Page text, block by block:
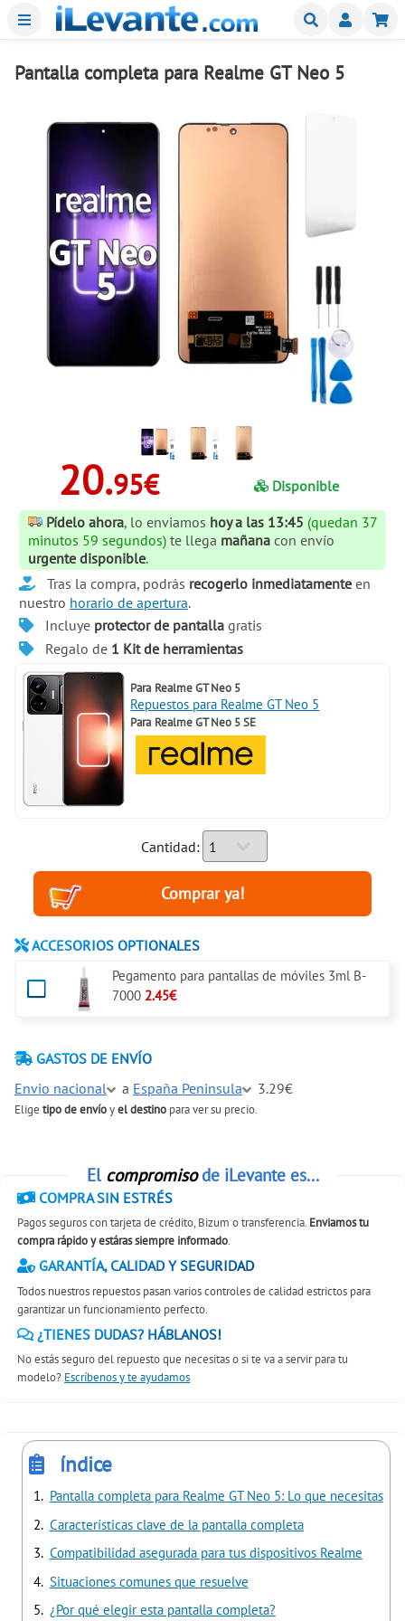
Menu Buscar
Pantalla completa para Realme GT Neo 5
20.95€
Disponible
Pídelo ahora, lo enviamos hoy a las 13:45 (quedan 37
minutos 58 segundos) te llega mañana con envío
urgente disponible.
Tras la compra, podrás recogerlo inmediatamenteen
nuestro horario de apertura.
Incluye protector de pantallagratis
Regalo de 1 Kit de herramientas
Para Realme GT Neo 5
Repuestos para Realme GT Neo 5
Para Realme GT Neo 5 SE
Cantidad:
ACCESORIOS OPTIONALES
Pegamento para pantallas de móviles 3ml B-
7000 2.45€
GASTOS DE ENVÍO
Envio nacional
a España Peninsula 3.29€
Elige tipo de envíoyel destino para ver su precio.
El compromisode iLevante es...
COMPRA SIN ESTRÉS
Pagos seguros con tarjeta de crédito, Bizum o transferencia. Enviamos tu
compra rápido y estáras siempre informado.
GARANTÍA, CALIDAD Y SEGURIDAD
Todos nuestros repuestos pasan varios controles de calidad estrictos para
garantizar un funcionamiento perfecto.
¿TIENES DUDAS? HÁBLANOS!
No estás seguro del repuesto que necesitas o si te va a servir para tu
modelo? Escríbenos y te ayudamos
índice
Pantalla completa para Realme GT Neo 5: Lo que necesitas
Características clave de la pantalla completa
Compatibilidad asegurada para tus dispositivos Realme
Situaciones comunes que resuelve
¿Por qué elegir esta pantalla completa?